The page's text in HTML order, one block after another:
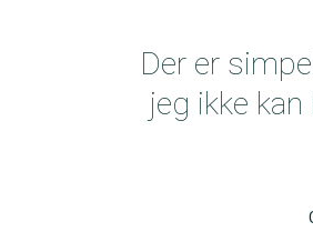
Der er
jeg ikke